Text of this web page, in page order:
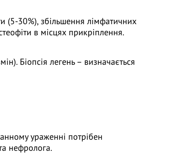
(5-30%), збільшення лімфатичних
в місцях прикріплення.
Біопсія легень – визначається
ураженні потрібен
нефролога.